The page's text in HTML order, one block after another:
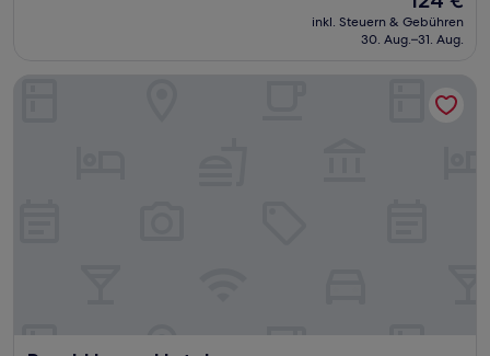
Preis
beträgt
inkl. Steuern & Gebühren
30. Aug.–31. Aug.
Road House Hotel